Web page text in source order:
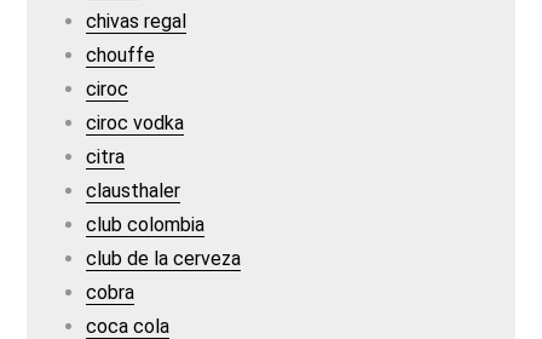
chivas regal
chouffe
ciroc
ciroc vodka
citra
clausthaler
club colombia
club de la cerveza
cobra
coca cola